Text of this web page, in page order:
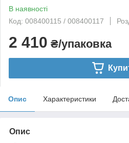
В наявності
Код: 008400115 / 008400117
2 410 ₴/упаковка
Опис Характеристики
Опис